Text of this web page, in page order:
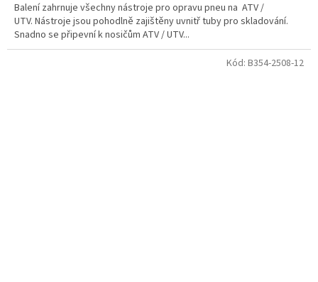
Balení zahrnuje všechny nástroje pro opravu pneu na ATV /
UTV. Nástroje jsou pohodlně zajištěny uvnitř tuby pro skladování.
Snadno se připevní k nosičům ATV / UTV...
Kód: B354-2508-12